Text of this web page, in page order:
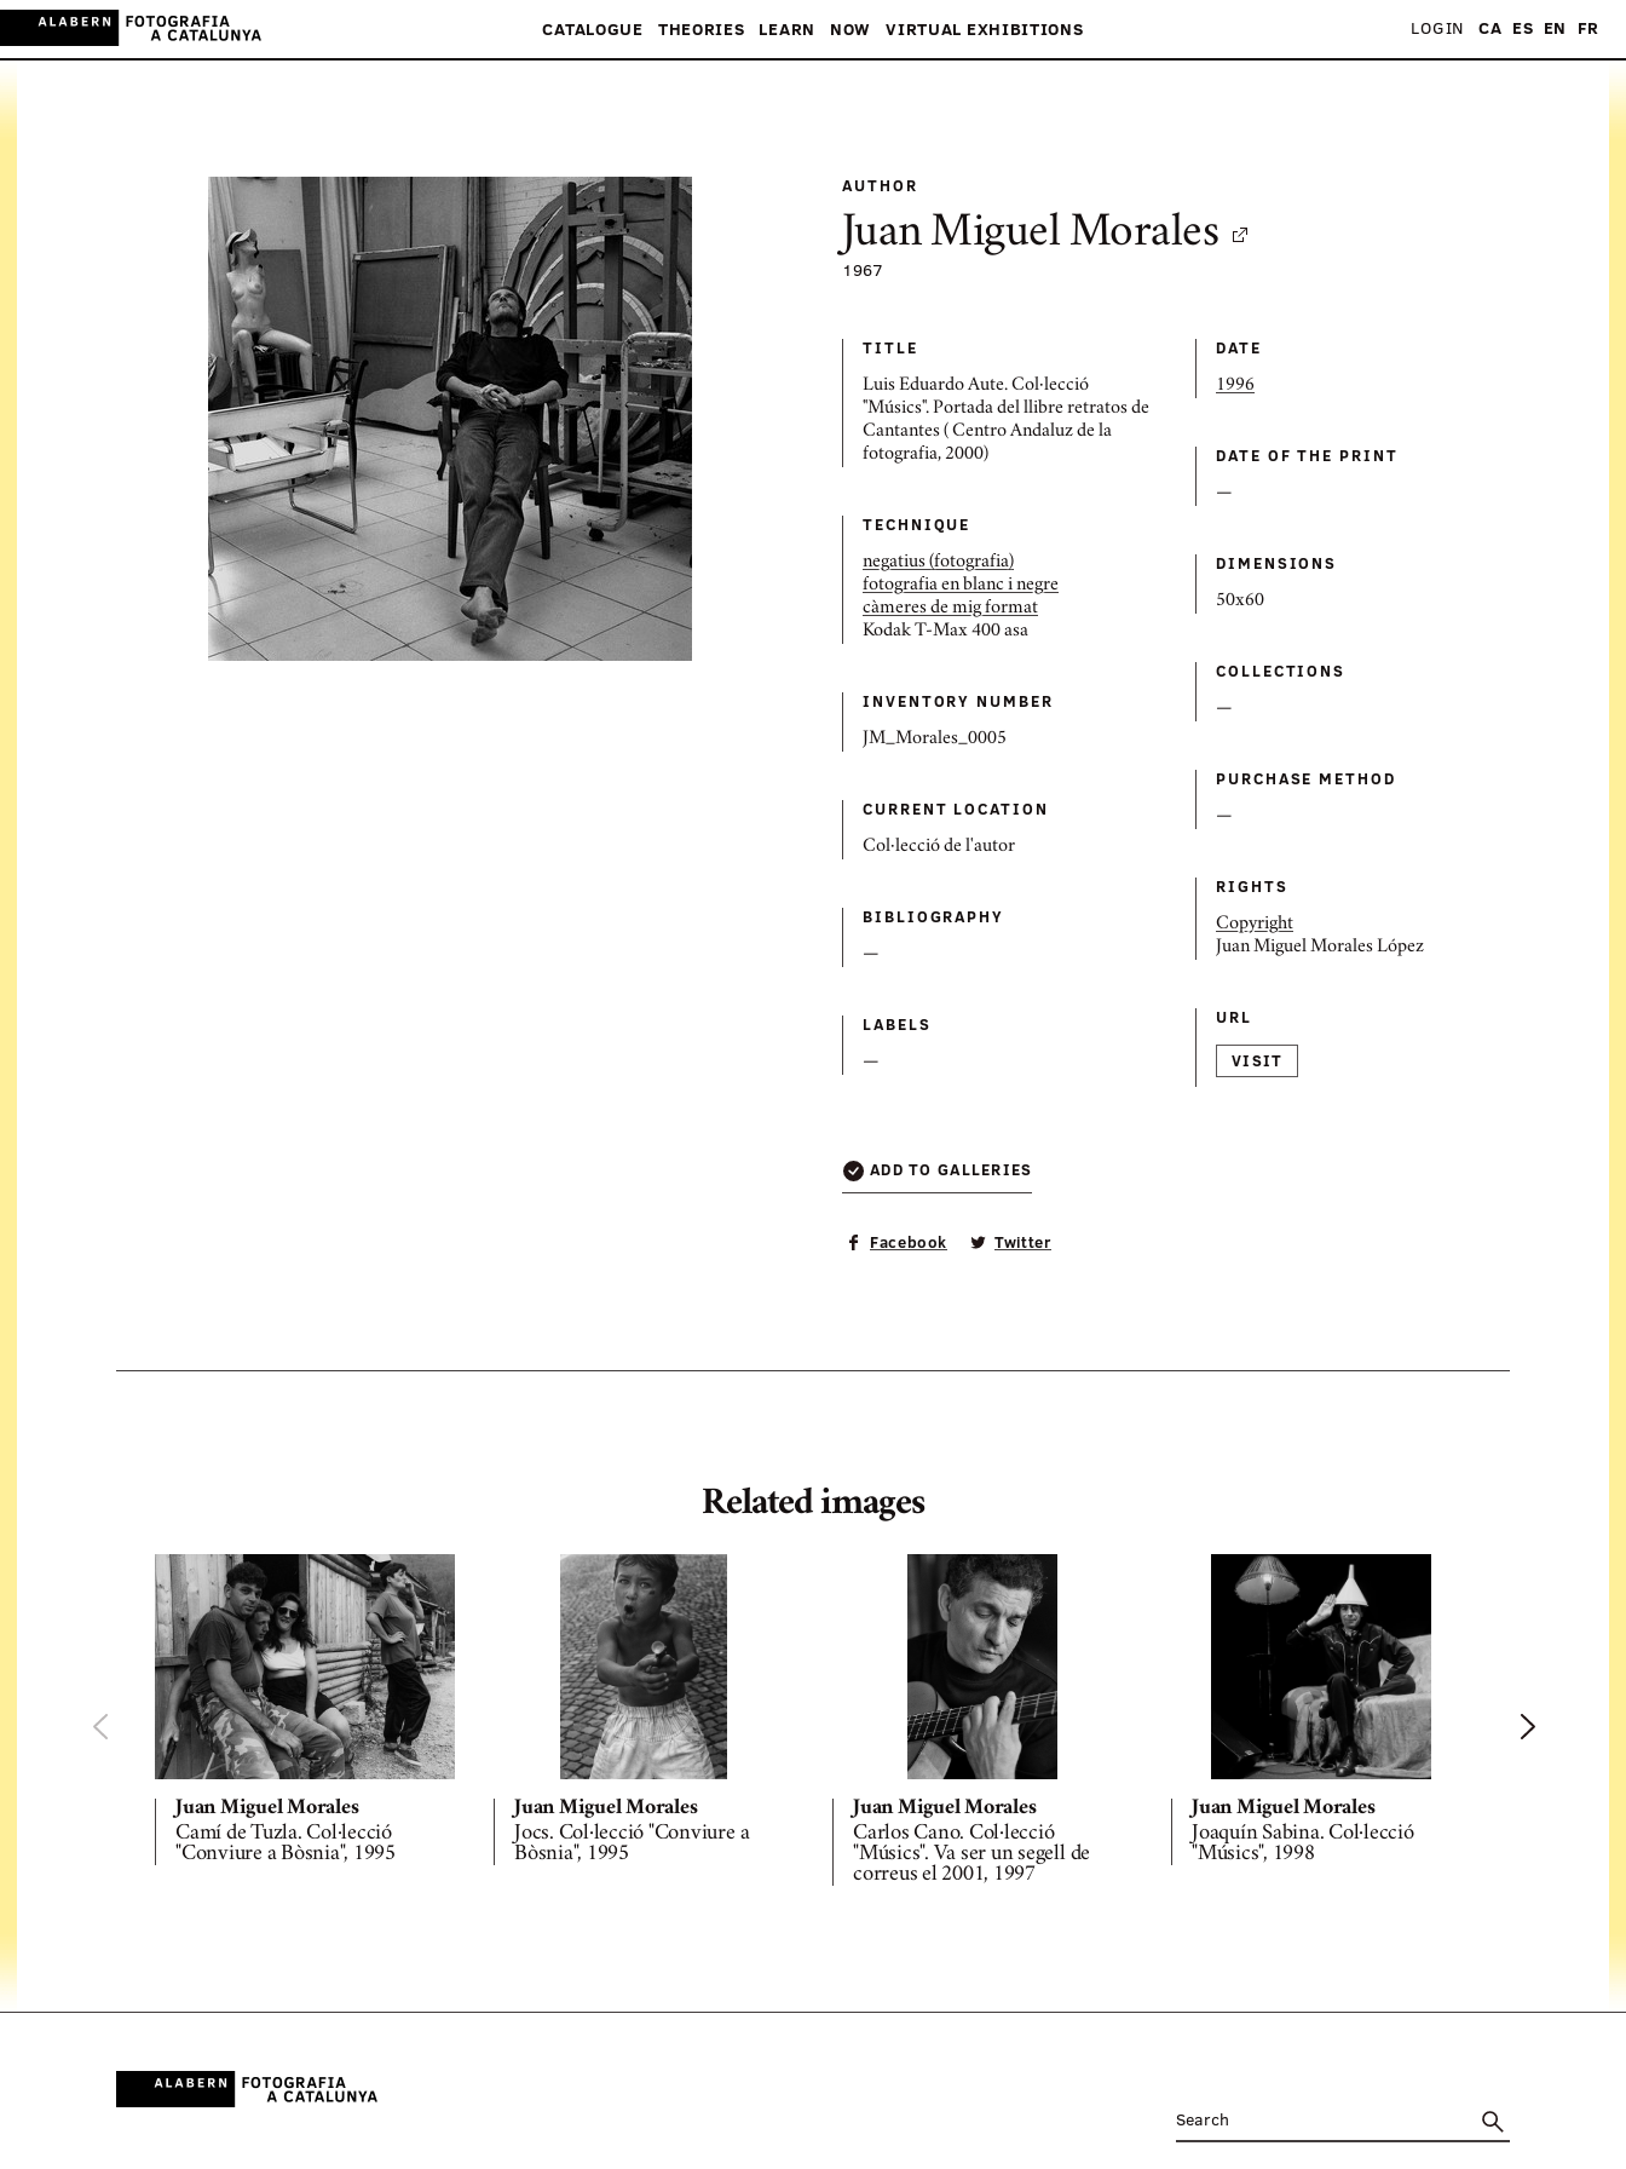
CATALOGUE THEORIES LEARN NOW VIRTUAL EXHIBITIONS LOGIN CA ES EN FR
AUTHOR
Juan Miguel Morales
1967
TITLE
Luis Eduardo Aute. Col·lecció
"Músics". Portada del llibre retratos de
Cantantes ( Centro Andaluz de la
fotografia, 2000)
DATE
1996
DATE OF THE PRINT
—
TECHNIQUE
negatius (fotografia)
fotografia en blanc i negre
càmeres de mig format
Kodak T-Max 400 asa
DIMENSIONS
50x60
COLLECTIONS
—
INVENTORY NUMBER
JM_Morales_0005
PURCHASE METHOD
—
CURRENT LOCATION
Col·lecció de l'autor
RIGHTS
Copyright
Juan Miguel Morales López
BIBLIOGRAPHY
—
URL
VISIT
LABELS
—
ADD TO GALLERIES
Facebook Twitter
Related images
Juan Miguel Morales
Camí de Tuzla. Col·lecció
"Conviure a Bòsnia", 1995
Juan Miguel Morales
Jocs. Col·lecció "Conviure a
Bòsnia", 1995
Juan Miguel Morales
Carlos Cano. Col·lecció
"Músics". Va ser un segell de
correus el 2001, 1997
Juan Miguel Morales
Joaquín Sabina. Col·lecció
"Músics", 1998